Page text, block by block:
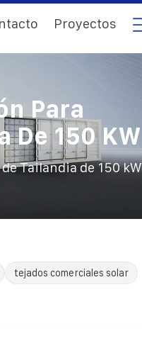
Proyectos
Para
De 150 KW
Tailandia de 150 kW
tejados comerciales solar